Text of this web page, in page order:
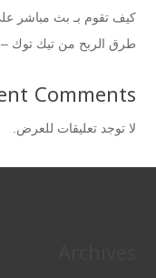
كيف تقوم بـ بث مباشر على تيك
طرق الربح من تيك توك – 4 طرق تعرف عليها كلها
Comments
لا توجد تعليقات للعرض.